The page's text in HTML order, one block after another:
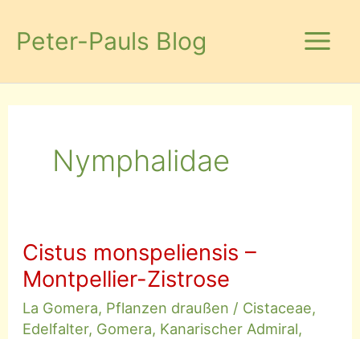
InhaltPeter-Pauls Blog
Nymphalidae
Cistus monspeliensis –
Montpellier-Zistrose
La Gomera, Pflanzen draußen / Cistaceae,
Edelfalter, Gomera, Kanarischer Admiral,